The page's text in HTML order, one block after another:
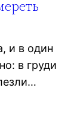
и в один
в груди